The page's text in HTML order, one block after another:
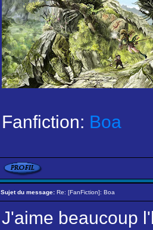
Fanfiction: Boa
Sujet du message: Re: [FanFiction]: Boa
J'aime beaucoup